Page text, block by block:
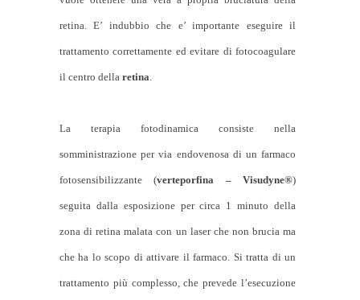
retina. E’ indubbio che e’ importante eseguire il
trattamento correttamente ed evitare di fotocoagulare
il centro della retina
La terapia fotodinamica consiste nella
somministrazione per via endovenosa di un farmaco
fotosensibilizzante (verteporfina – Visudyne®)
seguita dalla esposizione per circa 1 minuto della
zona di retina malata con un laser che non brucia ma
che ha lo scopo di attivare il farmaco. Si tratta di un
trattamento più complesso, che prevede l’esecuzione